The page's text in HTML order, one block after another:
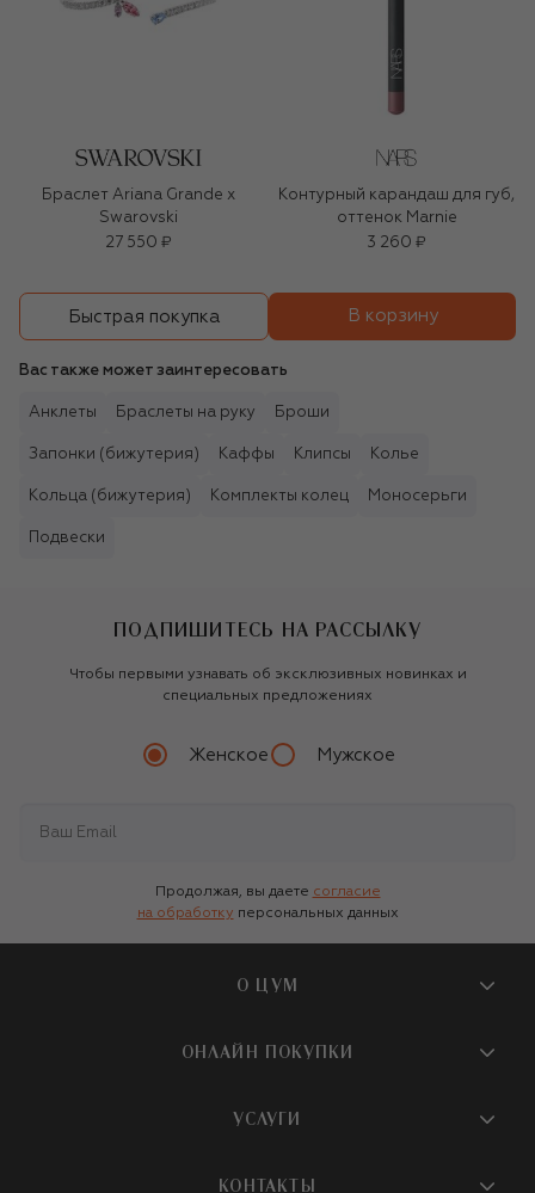
Браслет Ariana Grande x
Swarovski
27 550 ₽
Контурный карандаш для губ,
оттенок Marnie
3 260 ₽
Быстрая покупка В корзину
Вас также может заинтересовать
Анклеты Браслеты на руку Броши
Запонки (бижутерия) Каффы Клипсы Колье
Кольца (бижутерия) Комплекты колец Моносерьги
Подвески
ПОДПИШИТЕСЬ НА РАССЫЛКУ
Чтобы первыми узнавать об эксклюзивных новинках и
специальных предложениях
Женское Мужское
Продолжая, вы даете согласие
на обработку персональных данных
О ЦУМ
О магазине
Бутики и ПВЗ ЦУМ
ОНЛАЙН ПОКУПКИ
Доставка
УСЛУГИ
КОНТАКТЫ